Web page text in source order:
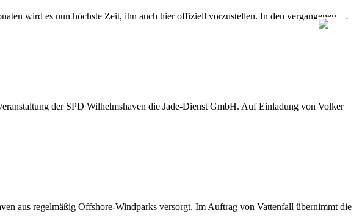
wird es nun höchste Zeit, ihn auch hier offiziell vorzustellen. In den vergangenen …
der SPD Wilhelmshaven die Jade-Dienst GmbH. Auf Einladung von Volker
aus regelmäßig Offshore-Windparks versorgt. Im Auftrag von Vattenfall übernimmt die